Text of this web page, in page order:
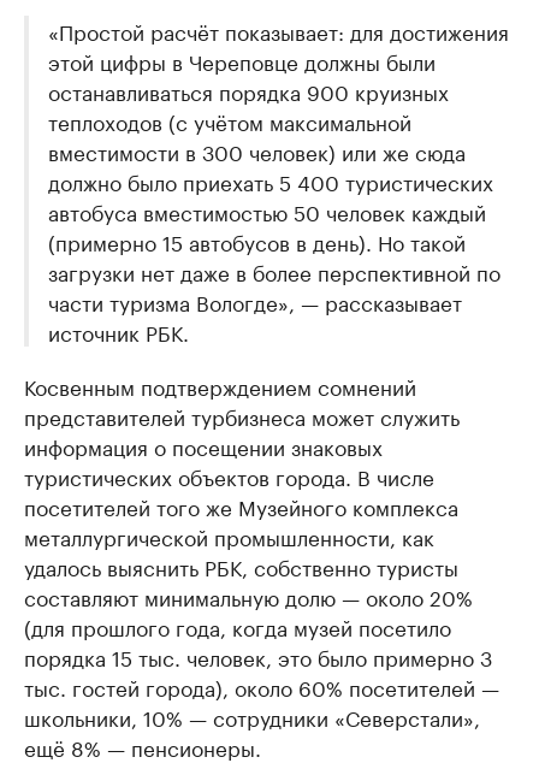
«Простой расчёт показывает: для достижения
этой цифры в Череповце должны были
останавливаться порядка 900 круизных
теплоходов (с учётом максимальной
вместимости в 300 человек) или же сюда
должно было приехать 5 400 туристических
автобуса вместимостью 50 человек каждый
(примерно 15 автобусов в день). Но такой
загрузки нет даже в более перспективной по
части туризма Вологде», — рассказывает
источник РБК.
Косвенным подтверждением сомнений
представителей турбизнеса может служить
информация о посещении знаковых
туристических объектов города. В числе
посетителей того же Музейного комплекса
металлургической промышленности, как
удалось выяснить РБК, собственно туристы
составляют минимальную долю — около 20%
(для прошлого года, когда музей посетило
порядка 15 тыс. человек, это было примерно 3
тыс. гостей города), около 60% посетителей —
школьники, 10% — сотрудники «Северстали»,
ещё 8% — пенсионеры.